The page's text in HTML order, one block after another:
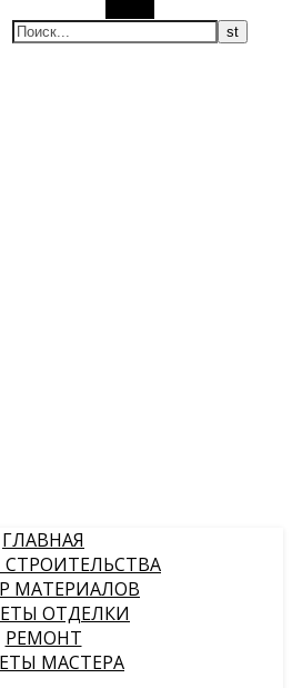
ГЛАВНАЯ
МАТЕРИАЛОВ
ОТДЕЛКИ
РЕМОНТ
МАСТЕРА